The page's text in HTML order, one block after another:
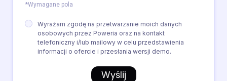
*Wymagane pola
Wyrażam zgodę na przetwarzanie moich danych
osobowych przez Poweria oraz na kontakt
telefoniczny i/lub mailowy w celu przedstawienia
informacji o ofercie i przesłania wersji demo.